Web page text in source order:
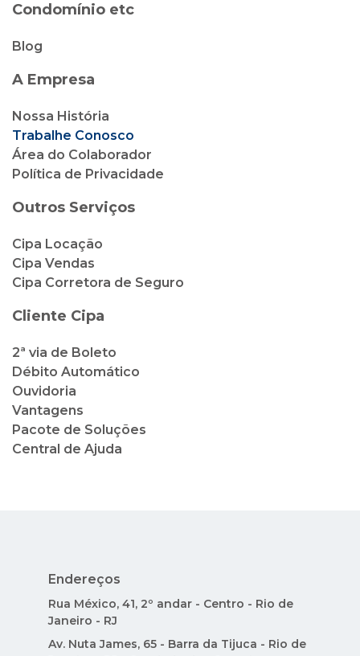
Condomínio etc
Blog
A Empresa
Nossa História
Trabalhe Conosco
Área do Colaborador
Política de Privacidade
Outros Serviços
Cipa Locação
Cipa Vendas
Cipa Corretora de Seguro
Cliente Cipa
2ª via de Boleto
Débito Automático
Ouvidoria
Vantagens
Pacote de Soluções
Central de Ajuda
Endereços
Rua México, 41, 2º andar - Centro - Rio de
Janeiro - RJ
Av. Nuta James, 65 - Barra da Tijuca - Rio de